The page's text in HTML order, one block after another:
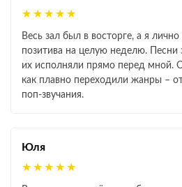
★★★★★
Весь зал был в восторге, а я
позитива на целую неделю. Песни
их исполняли прямо перед мной.
как плавно переходили жанры –
поп‑звучания.
Юля
★★★★★